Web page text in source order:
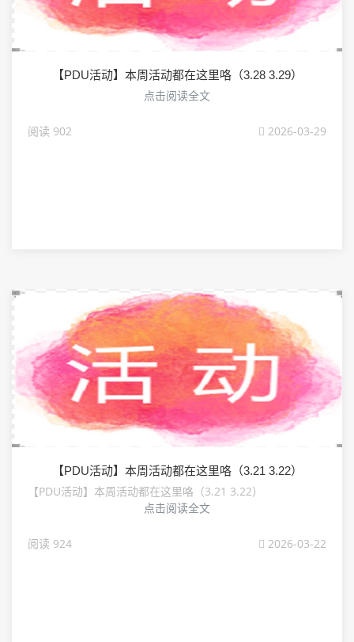
【PDU活动】本周活动都在这里咯（3.28 3.29）
点击阅读全文
阅读 902 2026-03-29
【PDU活动】本周活动都在这里咯（3.21 3.22）
【PDU活动】本周活动都在这里咯（3.21 3.22）
点击阅读全文
阅读 924 2026-03-22